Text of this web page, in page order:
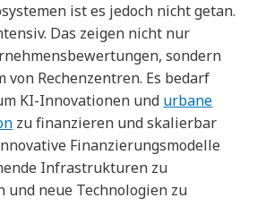
ist es jedoch nicht getan.
Das zeigen nicht nur
sondern
von Rechenzentren. Es bedarf
KI-Innovationen und urbane
zu finanzieren und skalierbar
Finanzierungsmodelle
Infrastrukturen zu
und neue Technologien zu